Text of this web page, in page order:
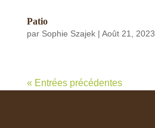
Patio
par Sophie Szajek| Août 21, 2023
« Entrées précédentes